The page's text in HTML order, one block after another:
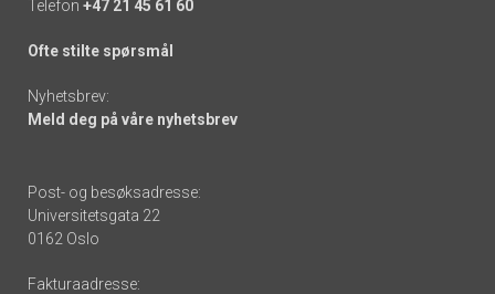
Telefon +47 21 45 61 60
Ofte stilte spørsmål
Nyhetsbrev:
Meld deg på våre nyhetsbrev
Post- og besøksadresse:
Universitetsgata 22
0162 Oslo
Fakturaadresse: